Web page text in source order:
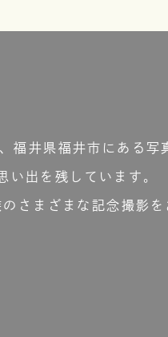
福井県福井市にある写
い出を残しています。
さまざまな記念撮影を